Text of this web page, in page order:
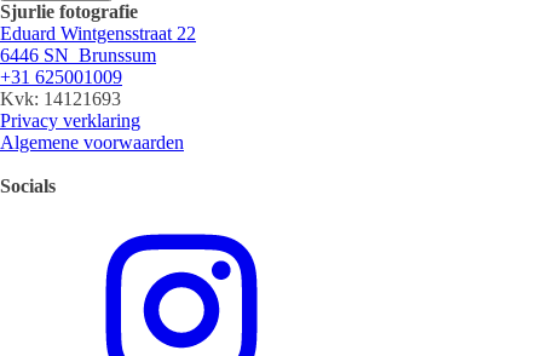
Sjurlie fotografie
Eduard Wintgensstraat 22
6446 SN Brunssum
+31 625001009
Kvk: 14121693
Privacy verklaring
Algemene voorwaarden
Socials